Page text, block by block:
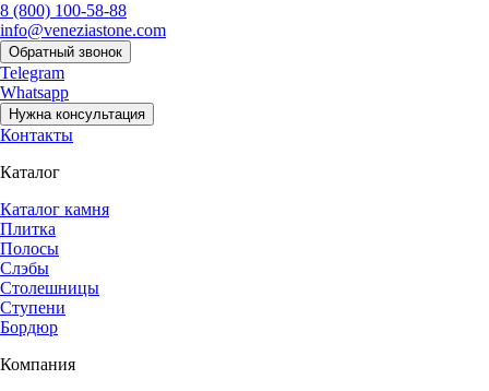
8 (800) 100-58-88
info@veneziastone.com
Обратный звонок
Telegram
Whatsapp
Нужна консультация
Контакты
Каталог
Каталог камня
Плитка
Полосы
Слэбы
Столешницы
Ступени
Бордюр
Компания